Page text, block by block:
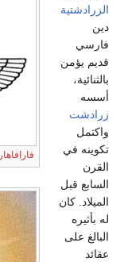
فارافاهار
الزرادشتية
دين
فارسي
قديم يؤمن
بالثنائية،
أسسه
زرادشت
واكتمل
تكوينه في
القرن
السابع قبل
الميلاد. كان
له بأثيره
البالغ على
عقائد